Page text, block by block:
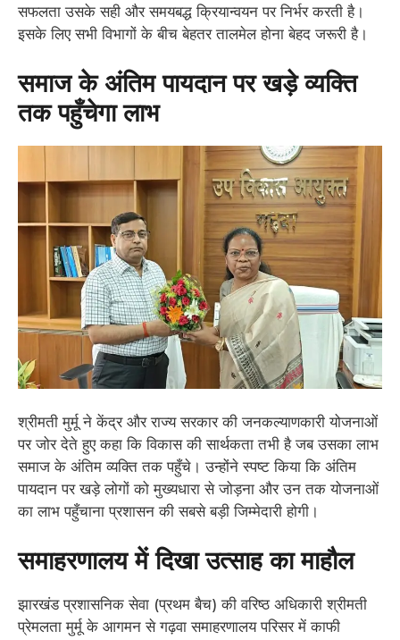
सफलता उसके सही और समयबद्ध क्रियान्वयन पर निर्भर करती है।
इसके लिए सभी विभागों के बीच बेहतर तालमेल होना बेहद जरूरी है।
​समाज के अंतिम पायदान पर खड़े व्यक्ति
तक पहुँचेगा लाभ
​श्रीमती मुर्मू ने केंद्र और राज्य सरकार की जनकल्याणकारी योजनाओं
पर जोर देते हुए कहा कि विकास की सार्थकता तभी है जब उसका लाभ
समाज के अंतिम व्यक्ति तक पहुँचे। उन्होंने स्पष्ट किया कि अंतिम
पायदान पर खड़े लोगों को मुख्यधारा से जोड़ना और उन तक योजनाओं
का लाभ पहुँचाना प्रशासन की सबसे बड़ी जिम्मेदारी होगी।
​समाहरणालय में दिखा उत्साह का माहौल
​झारखंड प्रशासनिक सेवा (प्रथम बैच) की वरिष्ठ अधिकारी श्रीमती
प्रेमलता मुर्मू के आगमन से गढ़वा समाहरणालय परिसर में काफी